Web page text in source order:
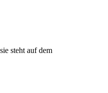
steht auf dem